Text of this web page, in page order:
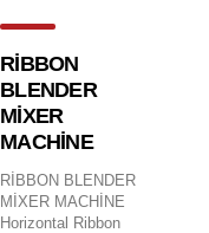
RİBBON
BLENDER
MİXER
MACHİNE
RİBBON BLENDER
MİXER MACHİNE
Horizontal Ribbon